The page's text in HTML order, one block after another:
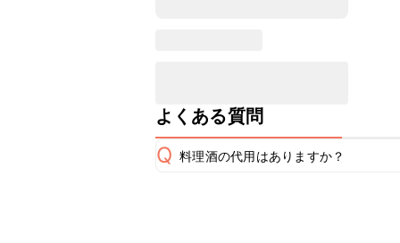
よくある質問
Q 料理酒の代用はありますか？